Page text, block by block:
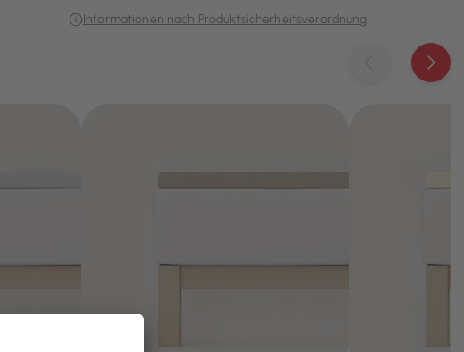
Informationen nach Produktsicherheitsverordnung